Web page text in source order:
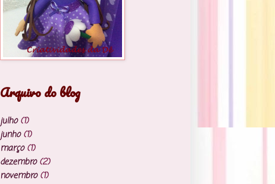
Arquivo do blog
julho(1)
junho(1)
março(1)
dezembro(2)
novembro(1)